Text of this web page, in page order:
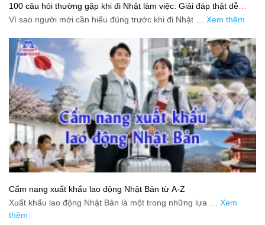
100 câu hỏi thường gặp khi đi Nhật làm việc: Giải đáp thật dễ
hiểu cho người mới bắt đầu
Vì sao người mới cần hiểu đúng trước khi đi Nhật … Xem thêm
Cẩm nang xuất khẩu lao động Nhật Bản từ A-Z
Xuất khẩu lao động Nhật Bản là một trong những lựa … Xem
thêm